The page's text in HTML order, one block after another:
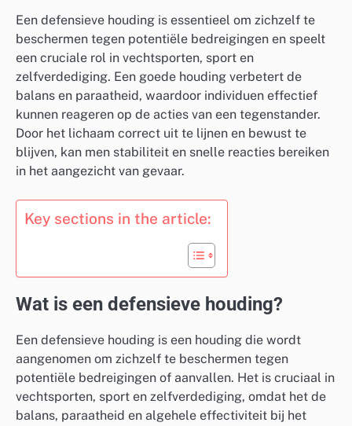
Een defensieve houding is essentieel om zichzelf te
beschermen tegen potentiële bedreigingen en speelt
een cruciale rol in vechtsporten, sport en
zelfverdediging. Een goede houding verbetert de
balans en paraatheid, waardoor individuen effectief
kunnen reageren op de acties van een tegenstander.
Door het lichaam correct uit te lijnen en bewust te
blijven, kan men stabiliteit en snelle reacties bereiken
in het aangezicht van gevaar.
Key sections in the article:
Wat is een defensieve houding?
Een defensieve houding is een houding die wordt
aangenomen om zichzelf te beschermen tegen
potentiële bedreigingen of aanvallen. Het is cruciaal in
vechtsporten, sport en zelfverdediging, omdat het de
balans, paraatheid en algehele effectiviteit bij het